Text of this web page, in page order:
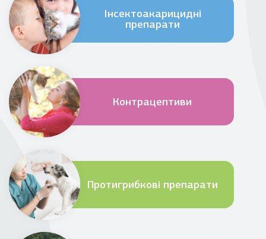
Інсектоакарицидні
препарати
Контрацептиви
Протигрибкові препарати